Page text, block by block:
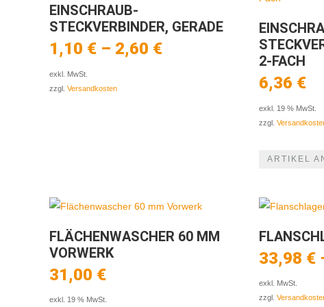
EINSCHRAUB-
STECKVERBINDER, GERADE
1,10 € – 2,60 €
exkl. MwSt.
zzgl. Versandkosten
2-FACH
6,36 €
exkl. 19 % MwSt.
zzgl.
ARTIKEL
FLÄCHENWASCHER 60 MM
VORWERK
31,00 €
exkl. 19 % MwSt.
33,98 €
exkl. MwSt.
zzgl.